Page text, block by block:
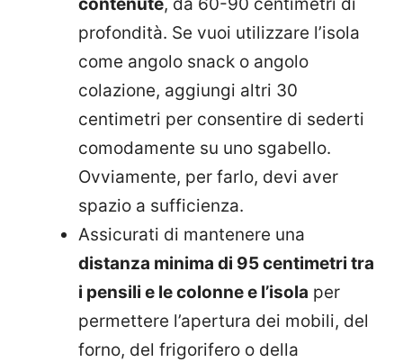
contenute, da 60-90 centimetri di
profondità. Se vuoi utilizzare l’isola
come angolo snack o angolo
colazione, aggiungi altri 30
centimetri per consentire di sederti
comodamente su uno sgabello.
Ovviamente, per farlo, devi aver
spazio a sufficienza.
Assicurati di mantenere una
distanza minima di 95 centimetri tra
i pensili e le colonne e l’isola per
permettere l’apertura dei mobili, del
forno, del frigorifero o della